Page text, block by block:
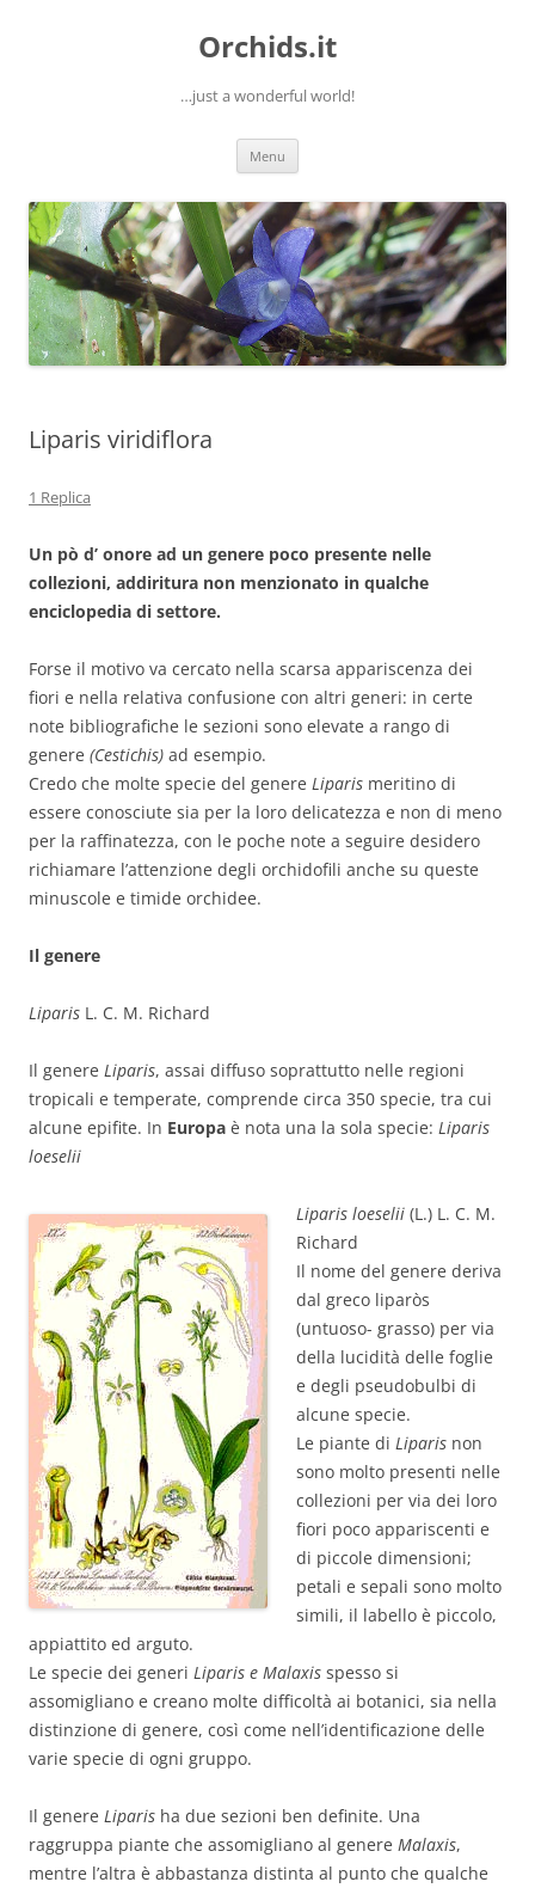
Orchids.it
…just a wonderful world!
Menu
Liparis viridiflora
1 Replica
Un pò d’ onore ad un genere poco presente nelle
collezioni, addiritura non menzionato in qualche
enciclopedia di settore.
Forse il motivo va cercato nella scarsa appariscenza dei
fiori e nella relativa confusione con altri generi: in certe
note bibliografiche le sezioni sono elevate a rango di
genere (Cestichis) ad esempio.
Credo che molte specie del genere Liparis meritino di
essere conosciute sia per la loro delicatezza e non di meno
per la raffinatezza, con le poche note a seguire desidero
richiamare l’attenzione degli orchidofili anche su queste
minuscole e timide orchidee.
Il genere
Liparis L. C. M. Richard
Il genere Liparis, assai diffuso soprattutto nelle regioni
tropicali e temperate, comprende circa 350 specie, tra cui
alcune epifite. In Europa è nota una la sola specie: Liparis
loeselii
Liparis loeselii (L.) L. C. M.
Richard
Il nome del genere deriva
dal greco liparòs
(untuoso- grasso) per via
della lucidità delle foglie
e degli pseudobulbi di
alcune specie.
Le piante di Liparis non
sono molto presenti nelle
collezioni per via dei loro
fiori poco appariscenti e
di piccole dimensioni;
petali e sepali sono molto
simili, il labello è piccolo,
appiattito ed arguto.
Le specie dei generi Liparis e Malaxis spesso si
assomigliano e creano molte difficoltà ai botanici, sia nella
distinzione di genere, così come nell’identificazione delle
varie specie di ogni gruppo.
Il genere Liparis ha due sezioni ben definite. Una
raggruppa piante che assomigliano al genere Malaxis,
mentre l’altra è abbastanza distinta al punto che qualche